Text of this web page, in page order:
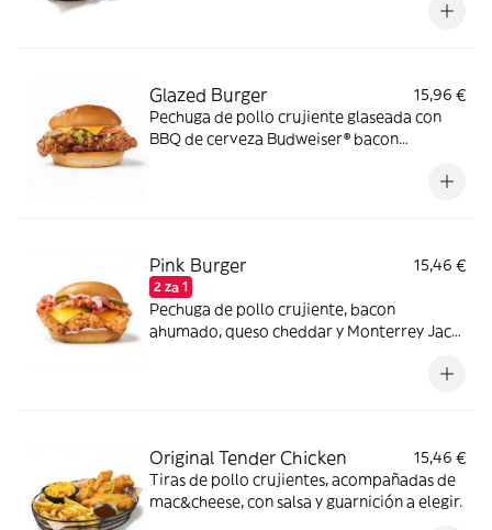
Glazed Burger
15,96 €
Pechuga de pollo crujiente glaseada con
BBQ de cerveza Budweiser® bacon
Pink Burger
2 za 1
15,46 €
Pechuga de pollo crujiente, bacon
ahumado, queso cheddar y Monterrey Jack
Original Tender Chicken
15,46 €
Tiras de pollo crujientes, acompañadas de
mac&cheese, con salsa y guarnición a elegir.